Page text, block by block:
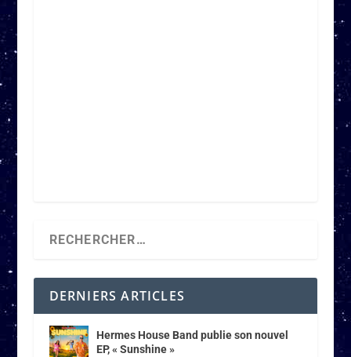
DERNIERS ARTICLES
Hermes House Band publie son nouvel
EP, « Sunshine »